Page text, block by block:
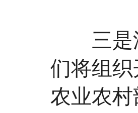
三是深
们将组
农业农